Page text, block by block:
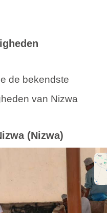
de bekendste
van Nizwa
(Nizwa)